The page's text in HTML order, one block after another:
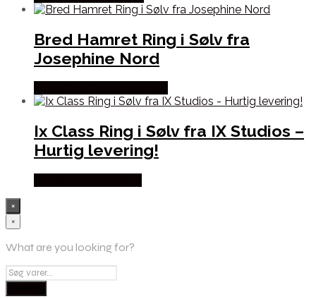
Bred Hamret Ring i Sølv fra
Josephine Nord
Ix Class Ring i Sølv fra IX Studios –
Hurtig levering!
×
×
What are you looking for?